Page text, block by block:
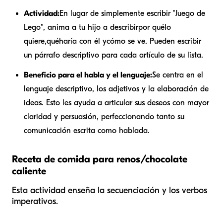
Actividad:En lugar de simplemente escribir "Juego de
Lego", anima a tu hijo a describirpor qué lo
quiere,quéharía con él ycómo se ve. Pueden escribir
un párrafo descriptivo para cada artículo de su lista.
Beneficio para el habla y el lenguaje:Se centra en el
lenguaje descriptivo, los adjetivos y la elaboración de
ideas. Esto les ayuda a articular sus deseos con mayor
claridad y persuasión, perfeccionando tanto su
comunicación escrita como hablada.
Receta de comida para renos/chocolate
caliente
Esta actividad enseña la secuenciación y los verbos
imperativos.